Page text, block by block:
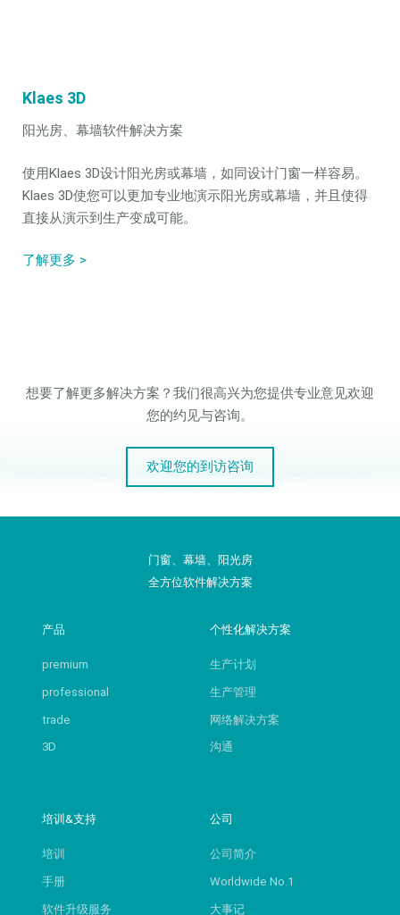
Klaes 3D
阳光房、幕墙软件解决方案
使用Klaes 3D设计阳光房或幕墙，如同设计门窗一样容易。
Klaes 3D使您可以更加专业地演示阳光房或幕墙，并且使得
直接从演示到生产变成可能。
了解更多 >
想要了解更多解决方案？我们很高兴为您提供专业意见欢迎
您的约见与咨询。
欢迎您的到访咨询
门窗、幕墙、阳光房
全方位软件解决方案
产品
premium
professional
trade
3D
个性化解决方案
生产计划
生产管理
网络解决方案
沟通
培训&支持
培训
手册
软件升级服务
公司
公司简介
Worldwide No.1
大事记